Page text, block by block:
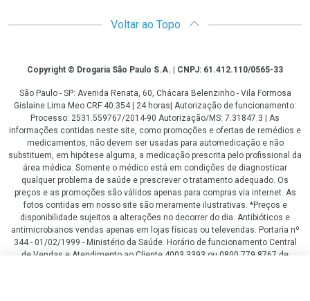
Voltar ao Topo
CopyrightCopyright © Drogaria São Paulo S.A. | CNPJ: 61.412.110/0565-33
São Paulo - SP: Avenida Renata, 60, Chácara Belenzinho - Vila Formosa
Gislaine Lima Meo CRF 40.354 | 24 horas| Autorização de funcionamento:
Processo: 2531.559767/2014-90 Autorização/MS: 7.31847.3 | As
informações contidas neste site, como promoções e ofertas de remédios e
medicamentos, não devem ser usadas para automedicação e não
substituem, em hipótese alguma, a medicação prescrita pelo profissional da
área médica. Somente o médico está em condições de diagnosticar
qualquer problema de saúde e prescrever o tratamento adequado. Os
preços e as promoções são válidos apenas para compras via internet. As
fotos contidas em nosso site são meramente ilustrativas. *Preços e
disponibilidade sujeitos a alterações no decorrer do dia. Antibióticos e
antimicrobianos vendas apenas em lojas físicas ou televendas. Portaria nº
344 - 01/02/1999 - Ministério da Saúde. Horário de funcionamento Central
de Vendas e Atendimento ao Cliente 4003 3393 ou 0800 779 8767 de